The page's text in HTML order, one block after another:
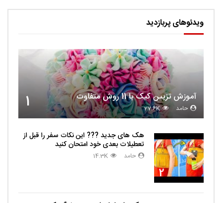
ویدئوهای پربازدید
1 آموزش تزیین کیک با 11 روش متفاوت
حامد 27.6K
2
هک های جدید ??️? این نکات سفر را قبل از
تعطیلات بعدی خود امتحان کنید
حامد 14.3K